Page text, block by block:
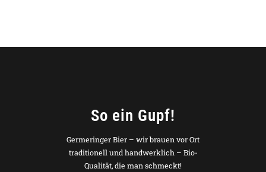
So ein Gupf!
Germeringer Bier – wir brauen vor Ort
traditionell und handwerklich – Bio-
Qualität, die man schmeckt!